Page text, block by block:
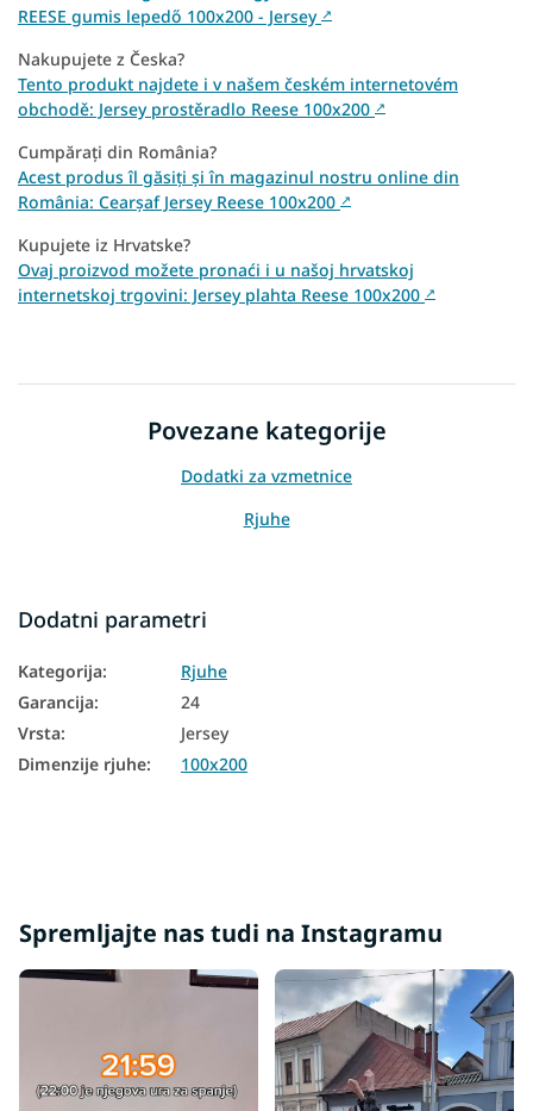
REESE gumis lepedő 100x200 - Jersey ↗
Nakupujete z Česka?
Tento produkt najdete i v našem českém internetovém
obchodě: Jersey prostěradlo Reese 100x200 ↗
Cumpărați din România?
Acest produs îl găsiți și în magazinul nostru online din
România: Cearșaf Jersey Reese 100x200 ↗
Kupujete iz Hrvatske?
Ovaj proizvod možete pronaći i u našoj hrvatskoj
internetskoj trgovini: Jersey plahta Reese 100x200 ↗
Povezane kategorije
Dodatki za vzmetnice
Rjuhe
Dodatni parametri
Kategorija:
Rjuhe
Garancija:
24
Vrsta:
Jersey
Dimenzije rjuhe: 100x200
Spremljajte nas tudi na Instagramu